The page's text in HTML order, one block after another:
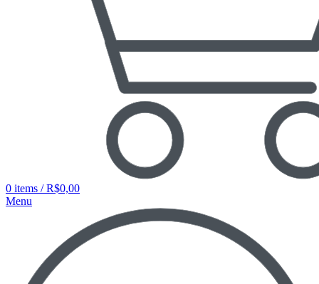
0 items / R$0,00
Menu